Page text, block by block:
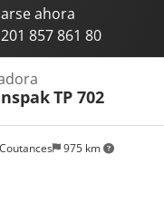
ahora
857 861 80
Coutances 975 km
TP 702